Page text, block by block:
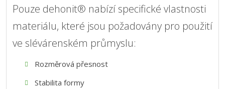
Pouze dehonit® nabízí specifické vlastnosti
materiálu, které jsou požadovány pro použití
ve slévárenském průmyslu:
Rozměrová přesnost
Stabilita formy